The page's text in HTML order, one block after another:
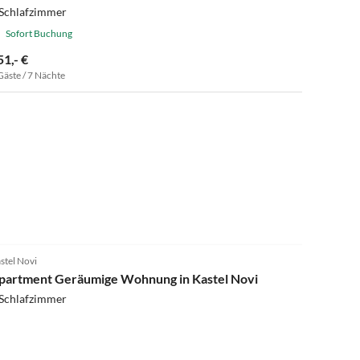
Sofort Buchung
€
/ 7 Nächte
Novi
Geräumige Wohnung in Kastel Novi